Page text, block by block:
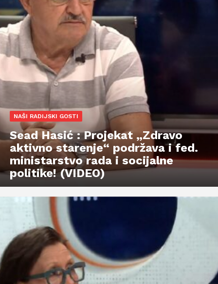
NAŠI RADIJSKI GOSTI
Sead Hasić : Projekat „Zdravo
aktivno starenje“ podržava i fed.
ministarstvo rada i socijalne
politike! (VIDEO)